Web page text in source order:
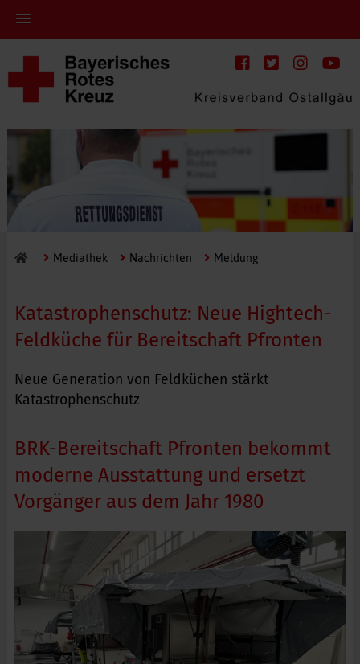
Mediathek Nachrichten Meldung
Katastrophenschutz: Neue Hightech-
Feldküche für Bereitschaft Pfronten
Neue Generation von Feldküchen stärkt
Katastrophenschutz
BRK-Bereitschaft Pfronten bekommt
moderne Ausstattung und ersetzt
Vorgänger aus dem Jahr 1980